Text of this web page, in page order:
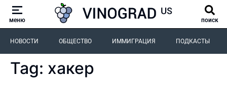
меню поиск
НОВОСТИ ОБЩЕСТВО ИММИГРАЦИЯ ПОДКАСТЫ
Tag: хакер